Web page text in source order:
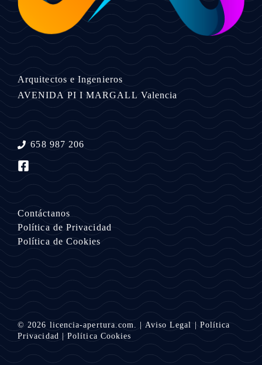
Arquitectos e Ingenieros
AVENIDA PI I MARGALL Valencia
658 987 206
Contáctanos
Política de Privacidad
Política de Cookies
© 2026 licencia-apertura.com. Aviso Legal
Política
Privacidad
|Política Cookies